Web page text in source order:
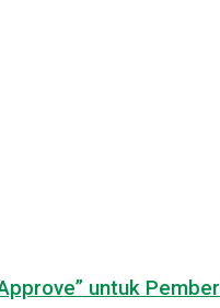
untuk